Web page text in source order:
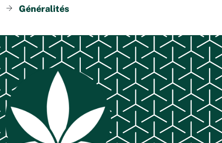
Généralités